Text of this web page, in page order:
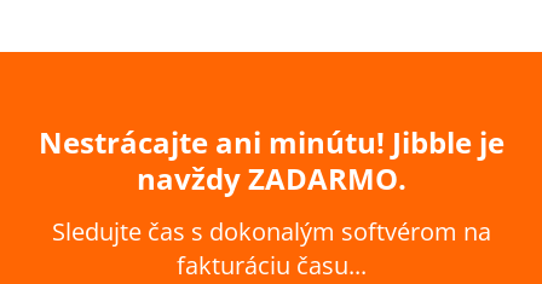
Nestrácajte ani minútu! Jibble je
navždy ZADARMO.
Sledujte čas s dokonalým softvérom na
fakturáciu času...